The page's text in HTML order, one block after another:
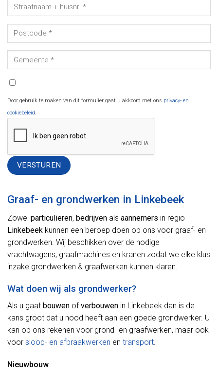
Door gebruik te maken van dit formulier gaat u akkoord met ons privacy- en
cookiebeleid.
Graaf- en grondwerken in Linkebeek
Zowel particulieren, bedrijven als aannemers in regio
Linkebeek kunnen een beroep doen op ons voor graaf- en
grondwerken. Wij beschikken over de nodige
vrachtwagens, graafmachines en kranen zodat we elke klus
inzake grondwerken & graafwerken kunnen klaren.
Wat doen wij als grondwerker?
Als u gaat bouwen ofverbouwen in Linkebeek dan is de
kans groot dat u nood heeft aan een goede grondwerker. U
kan op ons rekenen voor grond- en graafwerken, maar ook
voor sloop- en afbraakwerken en transport
Nieuwbouw